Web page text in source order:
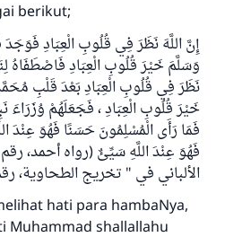
berikut;
إِنَّ اللَّهَ نَظَرَ فِي قُلُوبِ الْعِبَادِ
وَسَلَّمَ خَيْرَ قُلُوبِ الْعِبَادِ فَاصْطَفَاهُ
نَظَرَ فِي قُلُوبِ الْعِبَادِ بَعْدَ قَلْبِ
خَيْرَ قُلُوبِ الْعِبَادِ ، فَجَعَلَهُمْ وُزَرَاءَ
فَمَا رَأَى الْمُسْلِمُونَ حَسَنًا فَهُوَ عِنْدَ
الألباني في " تخريج الطحاوية، رقم
hati para hambaNya,
Muhammad shallallahu